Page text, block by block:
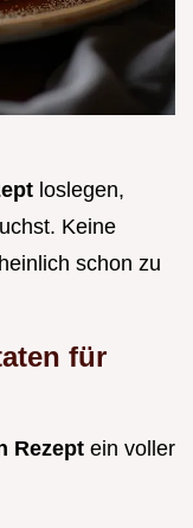
loslegen,
Keine
schon zu
für
Rezept ein voller